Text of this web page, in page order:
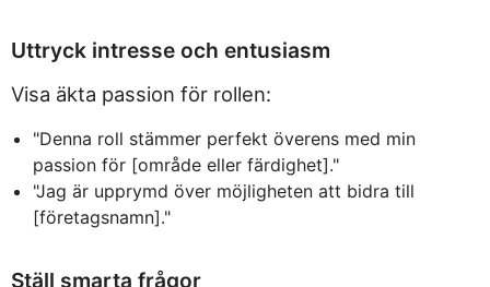
Uttryck intresse och entusiasm
Visa äkta passion för rollen:
"Denna roll stämmer perfekt överens med min
passion för [område eller färdighet]."
"Jag är upprymd över möjligheten att bidra till
[företagsnamn]."
Ställ smarta frågor